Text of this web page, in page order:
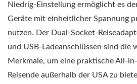
Niedrig-Einstellung ermöglicht es
Geräte mit einheitlicher Spannung
nutzen. Der Dual-Socket-
und USB-Ladeanschlüssen sind die
Merkmale, um eine praktische All-
Reisende außerhalb der USA zu